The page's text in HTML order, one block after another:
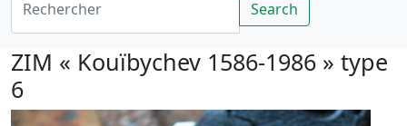
Search
ZIM « Kouïbychev 1586-1986 » type
6